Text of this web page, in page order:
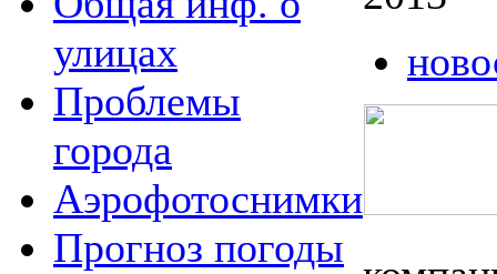
улицах
Проблемы
города
Аэрофотоснимки
Прогноз погоды